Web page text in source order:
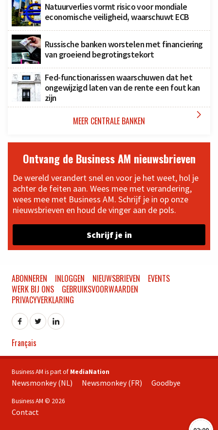
Natuurverlies vormt risico voor mondiale
economische veiligheid, waarschuwt ECB
Russische banken worstelen met financiering
van groeiend begrotingstekort
Fed-functionarissen waarschuwen dat het
ongewijzigd laten van de rente een fout kan
zijn
MEER CENTRALE BANKEN 
Ontvang de Business AM nieuwsbrieven
De wereld verandert snel en voor je het weet, hol je
achter de feiten aan. Wees mee met verandering,
wees mee met Business AM. Schrijf je in op onze
nieuwsbrieven en houd de vinger aan de pols.
Schrijf je in
ABONNEREN INLOGGEN NIEUWSBRIEVEN
EVENTS
WERK BIJ ONS
GEBRUIKSVOORWAARDEN
PRIVACYVERKLARING
Français
Business AM is part of MediaNation
Newsmonkey (NL) Newsmonkey (FR) Goodbye
Business AM © 2026
Contact